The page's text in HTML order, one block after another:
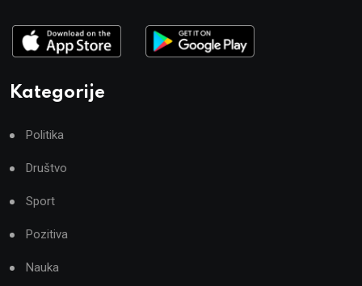
Kategorije
Politika
Društvo
Sport
Pozitiva
Nauka